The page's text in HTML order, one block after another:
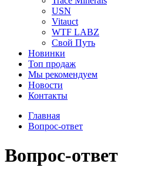
USN
Vitauct
WTF LABZ
Свой Путь
Новинки
Топ продаж
Мы рекомендуем
Новости
Контакты
Главная
Вопрос-ответ
Вопрос-ответ